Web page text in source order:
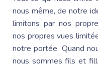
nous même, de notre
limitons par nos
nos propres vues
notre portée. Quand
nous sommes fils et